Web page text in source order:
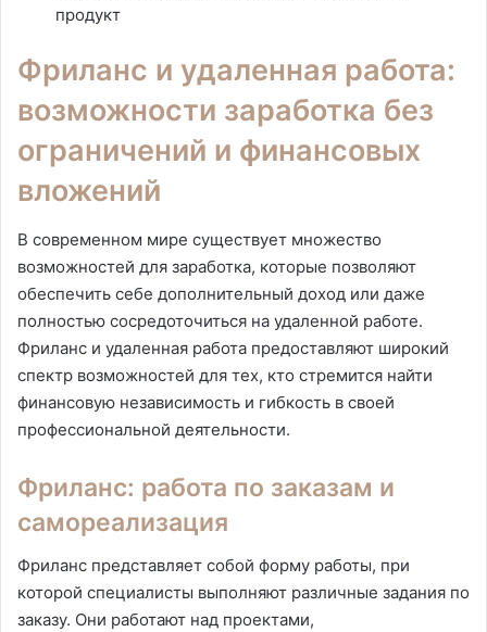
продукт
Фриланс и удаленная работа:
возможности заработка без
ограничений и финансовых
вложений
В современном мире существует множество
возможностей для заработка, которые позволяют
обеспечить себе дополнительный доход или даже
полностью сосредоточиться на удаленной работе.
Фриланс и удаленная работа предоставляют широкий
спектр возможностей для тех, кто стремится найти
финансовую независимость и гибкость в своей
профессиональной деятельности.
Фриланс: работа по заказам и
самореализация
Фриланс представляет собой форму работы, при
которой специалисты выполняют различные задания по
заказу. Они работают над проектами,